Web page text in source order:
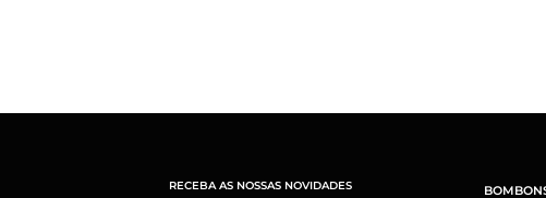
RECEBA AS NOSSAS NOVIDADES